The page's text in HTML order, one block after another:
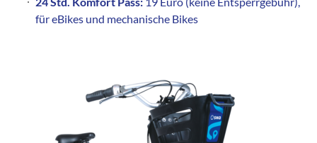
für eBikes und mechanische Bikes